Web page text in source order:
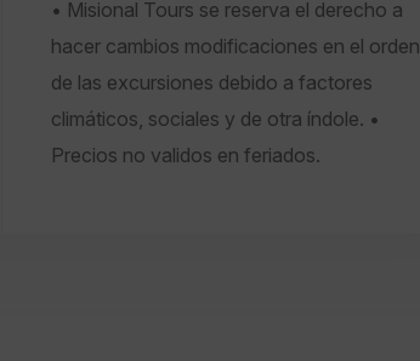
• Misional Tours se reserva el derecho a
hacer cambios modificaciones en el orden
de las excursiones debido a factores
climáticos, sociales y de otra índole. •
Precios no validos en feriados.